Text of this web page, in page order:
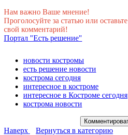
Нам важно Ваше мнение!
Проголосуйте за статью или оставьте
свой комментарий!
Портал "Есть решение"
новости костромы
есть решение новости
кострома сегодня
интересное в костроме
интересное в Костроме сегодня
кострома новости
Наверх Вернуться в категорию